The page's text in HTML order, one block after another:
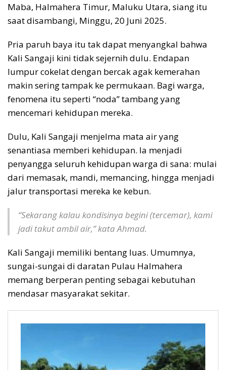
Maba, Halmahera Timur, Maluku Utara, siang itu
saat disambangi, Minggu, 20 Juni 2025.
Pria paruh baya itu tak dapat menyangkal bahwa
Kali Sangaji kini tidak sejernih dulu. Endapan
lumpur cokelat dengan bercak agak kemerahan
makin sering tampak ke permukaan. Bagi warga,
fenomena itu seperti “noda” tambang yang
mencemari kehidupan mereka.
Dulu, Kali Sangaji menjelma mata air yang
senantiasa memberi kehidupan. Ia menjadi
penyangga seluruh kehidupan warga di sana: mulai
dari memasak, mandi, memancing, hingga menjadi
jalur transportasi mereka ke kebun.
“Sekarang kalau kondisinya begini (tercemar), kami
jadi takut ambil air,” kata Ahmad.
Kali Sangaji memiliki bentang luas. Umumnya,
sungai-sungai di daratan Pulau Halmahera
memang berperan penting sebagai kebutuhan
mendasar masyarakat sekitar.